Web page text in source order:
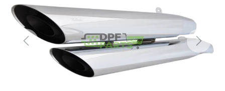
Previous Next